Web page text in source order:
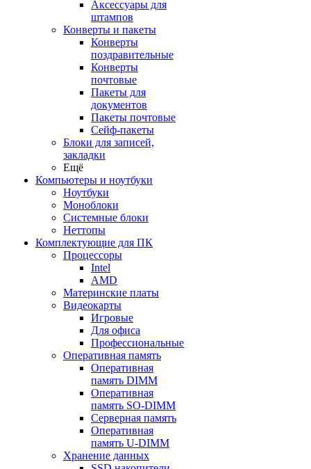
Аксессуары для
штампов
Конверты и пакеты
Конверты
поздравительные
Конверты
почтовые
Пакеты для
документов
Пакеты почтовые
Сейф-пакеты
Блоки для записей,
закладки
Ещё
Компьютеры и ноутбуки
Ноутбуки
Моноблоки
Системные блоки
Неттопы
Комплектующие для ПК
Процессоры
Intel
AMD
Материнские платы
Видеокарты
Игровые
Для офиса
Профессиональные
Оперативная память
Оперативная
память DIMM
Оперативная
память SO-DIMM
Серверная память
Оперативная
память U-DIMM
Хранение данных